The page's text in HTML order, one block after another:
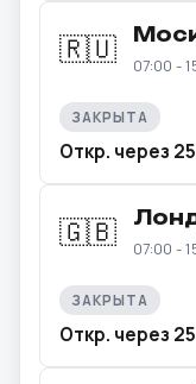
🇷🇺 07:00 -
ЗАКРЫТА
Откр. через
🇬🇧 07:00 -
ЗАКРЫТА
Откр. через